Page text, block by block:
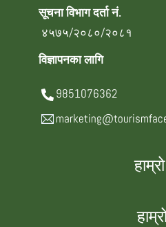
सूचना विभाग दर्ता नं.
४५७५/२०८०/२०८१
विज्ञापनका लागि
9851076362